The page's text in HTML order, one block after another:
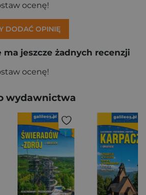
ocenę!
DODAĆ OPINIĘ
jeszcze żadnych recenzji
ocenę!
wydawnictwa